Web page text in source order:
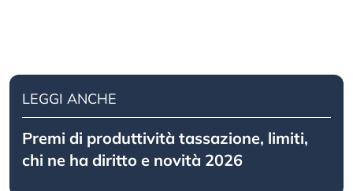
LEGGI ANCHE
Premi di produttività tassazione, limiti,
chi ne ha diritto e novità 2026